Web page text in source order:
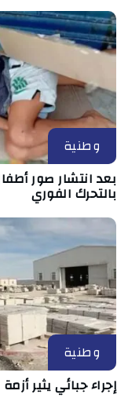
وطنية
بعد انتشار صور
بالتحرك الفوري
وطنية
إجراء جبائي يثير